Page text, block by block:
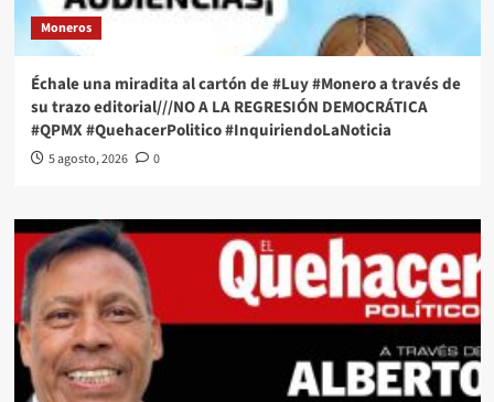
Moneros
Échale una miradita al cartón de #Luy #Monero a través de
su trazo editorial///NO A LA REGRESIÓN DEMOCRÁTICA
#QPMX #QuehacerPolitico #InquiriendoLaNoticia
5 agosto, 2026 0